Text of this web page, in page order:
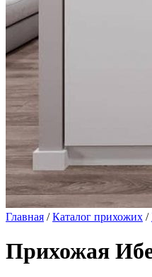
Главная /Каталог прихожих /
Прихожая